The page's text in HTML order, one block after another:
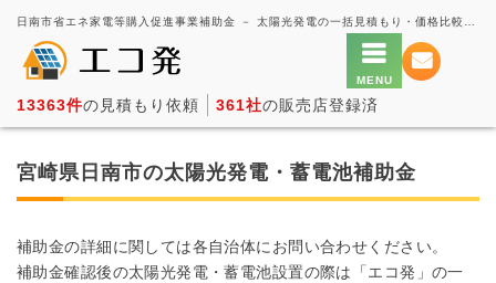
13363件の見積もり依頼 361社の販売店登録済
宮崎県日南市の太陽光発電・蓄電池補助金
補助金の詳細に関しては各自治体にお問い合わせください。
補助金確認後の太陽光発電・蓄電池設置の際は「エコ発」の一